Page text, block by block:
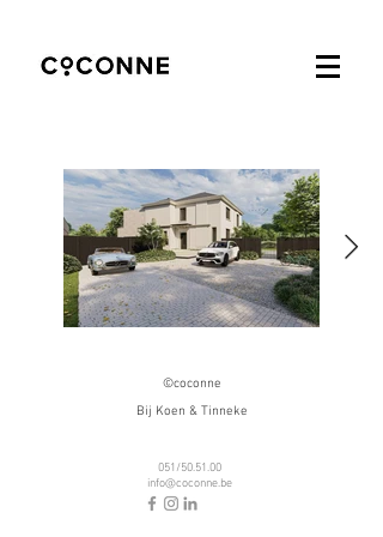
©coconne
Bij Koen & Tinneke
051/50.51.00
info@coconne.be